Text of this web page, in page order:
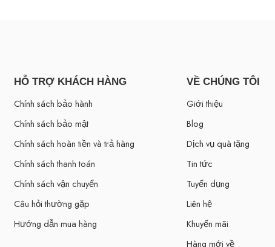
HỖ TRỢ KHÁCH HÀNG
Chính sách bảo hành
Chính sách bảo mật
Chính sách hoàn tiền và trả hàng
Chính sách thanh toán
Chính sách vận chuyển
Câu hỏi thường gặp
Hướng dẫn mua hàng
VỀ CHÚNG TÔI
Giới thiệu
Blog
Dịch vụ quà tặng
Tin tức
Tuyển dụng
Liên hệ
Khuyến mãi
Hàng mới về